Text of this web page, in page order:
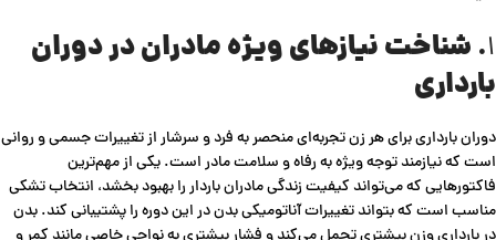
۱. شناخت نیازهای ویژه مادران در دوران
بارداری
دوران بارداری برای هر زن تجربه‌ای منحصر به فرد و سرشار از تغییرات جسمی و روانی
است که نیازمند توجه ویژه به رفاه و سلامت مادر است. یکی از مهم‌ترین
فاکتورهایی که می‌تواند کیفیت زندگی مادران باردار را بهبود بخشد، انتخاب تشکی
مناسب است که بتواند تغییرات آناتومیکی بدن در این دوره را پشتیبانی کند. بدن